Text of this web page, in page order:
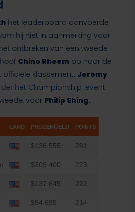
het leaderboard aanvoerde
hij niet in aanmerking voor
ontbreken van een tweede
Chino Rheem op naar de
klassement. Jeremy
het Championship-event
voor Philip Shing.
LAND PRIJZENGELD POINTS
$136.555 281
$209.400 223
$137.645 222
$94.695 214